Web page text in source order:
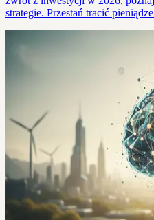
strategie. Przestań tracić